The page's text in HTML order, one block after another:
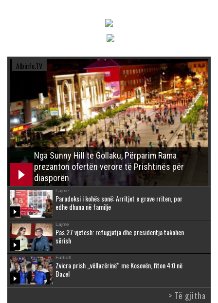
Albinfo.TV
Nga Sunny Hill te Gollaku, Përparim Rama
prezanton ofertën verore të Prishtinës për
diasporën
Lajme
Paradoksi i kohës sonë: Arritjet e grave rriten, por
edhe dhuna në familje
Lajme
Pas 27 vjetësh: refugjatja dhe presidentja takohen
sërish
Futboll
Zvicra prish „vëllazërinë“ me Kosovën, fiton 4:0 në
Bazel
> Të gjitha